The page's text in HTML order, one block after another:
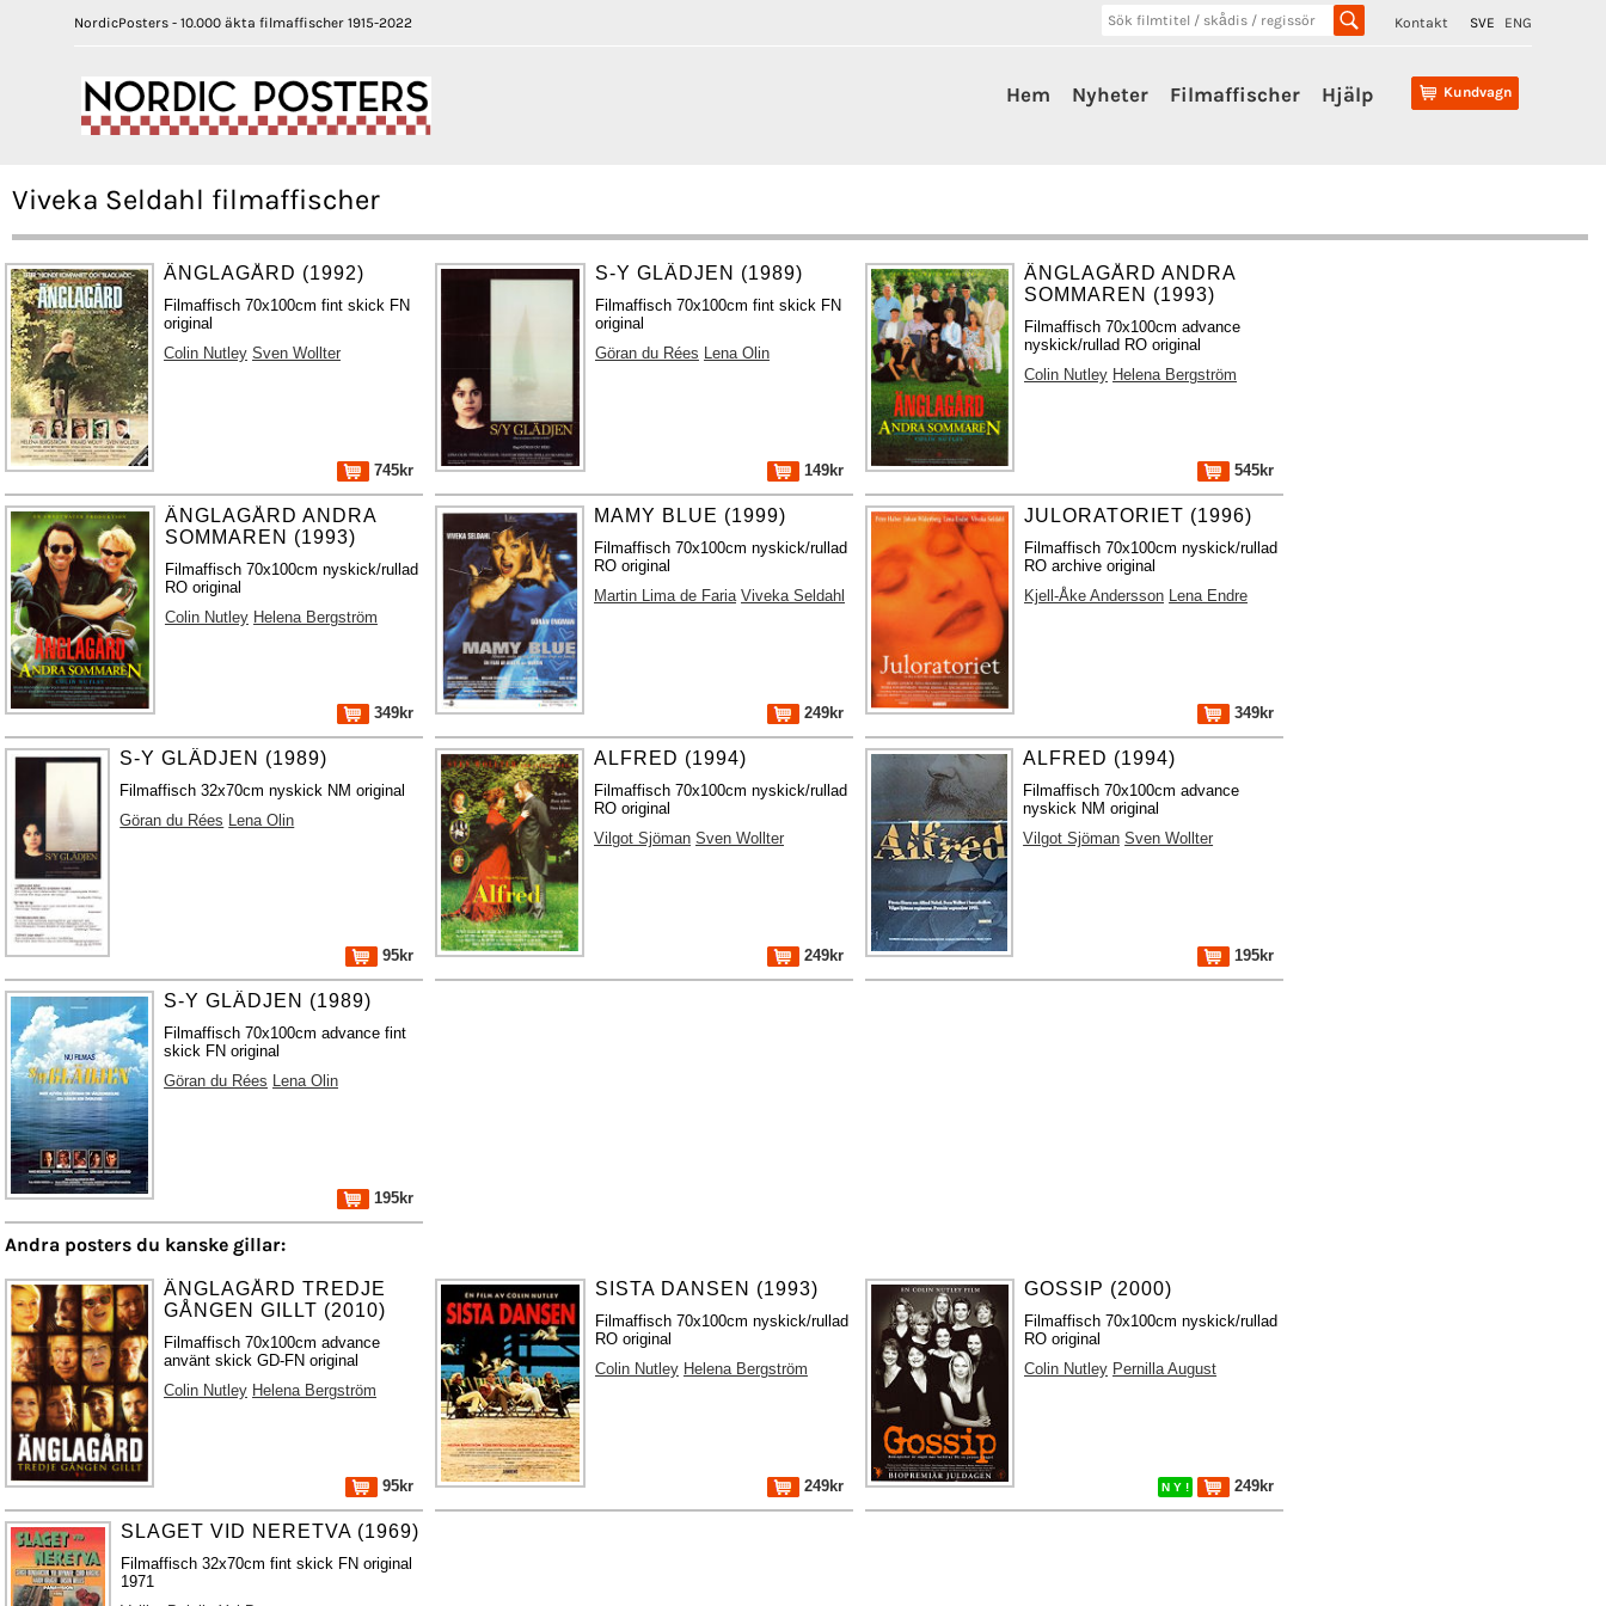
NordicPosters - 10.000 äkta filmaffischer 1915-2022 Kontakt SVE ENG
Kundvagn
Hem Nyheter Filmaffischer Hjälp
Viveka Seldahl filmaffischer
ÄNGLAGÅRD (1992)
Filmaffisch 70x100cm fint skick FN
original
Colin Nutley Sven Wollter
745kr
S-Y GLÄDJEN (1989)
Filmaffisch 70x100cm fint skick FN
original
Göran du Rées Lena Olin
149kr
ÄNGLAGÅRD ANDRA
SOMMAREN (1993)
Filmaffisch 70x100cm advance
nyskick/rullad RO original
Colin Nutley Helena Bergström
545kr
ÄNGLAGÅRD ANDRA
SOMMAREN (1993)
Filmaffisch 70x100cm nyskick/rullad
RO original
Colin Nutley Helena Bergström
349kr
MAMY BLUE (1999)
Filmaffisch 70x100cm nyskick/rullad
RO original
Martin Lima de Faria Viveka Seldahl
249kr
JULORATORIET (1996)
Filmaffisch 70x100cm nyskick/rullad
RO archive original
Kjell-Åke Andersson Lena Endre
349kr
S-Y GLÄDJEN (1989)
Filmaffisch 32x70cm nyskick NM original
Göran du Rées Lena Olin
95kr
ALFRED (1994)
Filmaffisch 70x100cm nyskick/rullad
RO original
Vilgot Sjöman Sven Wollter
249kr
ALFRED (1994)
Filmaffisch 70x100cm advance
nyskick NM original
Vilgot Sjöman Sven Wollter
195kr
S-Y GLÄDJEN (1989)
Filmaffisch 70x100cm advance fint
skick FN original
Göran du Rées Lena Olin
195kr
Andra posters du kanske gillar:
ÄNGLAGÅRD TREDJE
GÅNGEN GILLT (2010)
Filmaffisch 70x100cm advance
använt skick GD-FN original
Colin Nutley Helena Bergström
95kr
SISTA DANSEN (1993)
Filmaffisch 70x100cm nyskick/rullad
RO original
Colin Nutley Helena Bergström
249kr
GOSSIP (2000)
Filmaffisch 70x100cm nyskick/rullad
RO original
Colin Nutley Pernilla August
N Y ! 249kr
SLAGET VID NERETVA (1969)
Filmaffisch 32x70cm fint skick FN original
1971